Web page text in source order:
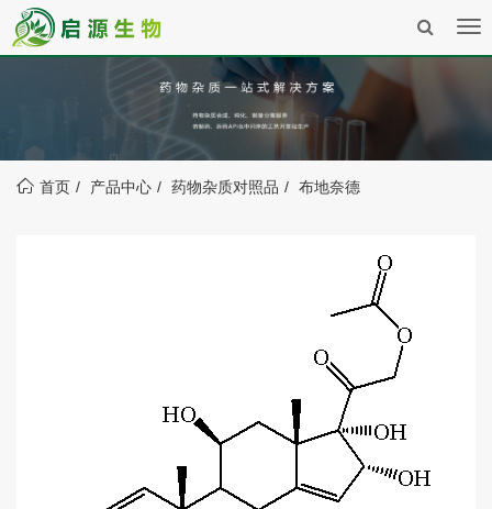
首页 产品中心 药物杂质对照品 布地奈德